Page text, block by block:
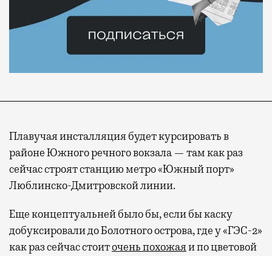
Плавучая инсталляция будет курсировать в
районе Южного речного вокзала — там как раз
сейчас строят станцию метро «Южный порт»
Люблинско-Дмитровской линии.
Еще концептуальней было бы, если бы каску
добуксировали до Болотного острова, где у «ГЭС-2»
как раз сейчас стоиточень похожаяи по цветовой